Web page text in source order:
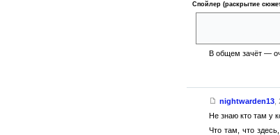
Спойлер (раскрытие
В общем зачёт —
nightwarden13,
Не знаю кто там у
Что там, что